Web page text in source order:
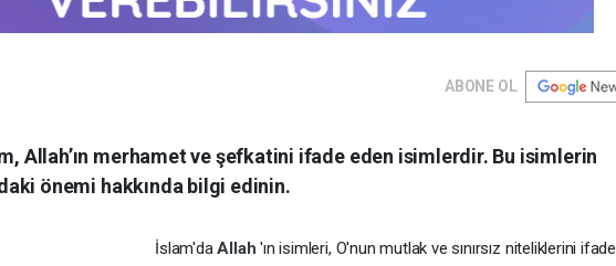
ABONE OL
Allah’ın merhamet ve şefkatini ifade eden isimlerdir. Bu isimlerin
önemi hakkında bilgi edinin.
İslam'daAllah'ın isimleri, O'nun mutlak ve sınırsız niteliklerini ifade